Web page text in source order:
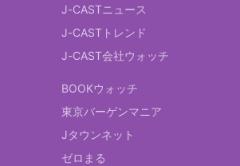
J-CASTニュース
J-CASTトレンド
J-CAST会社ウォッチ
BOOKウォッチ
東京バーゲンマニア
Jタウンネット
ゼロまる